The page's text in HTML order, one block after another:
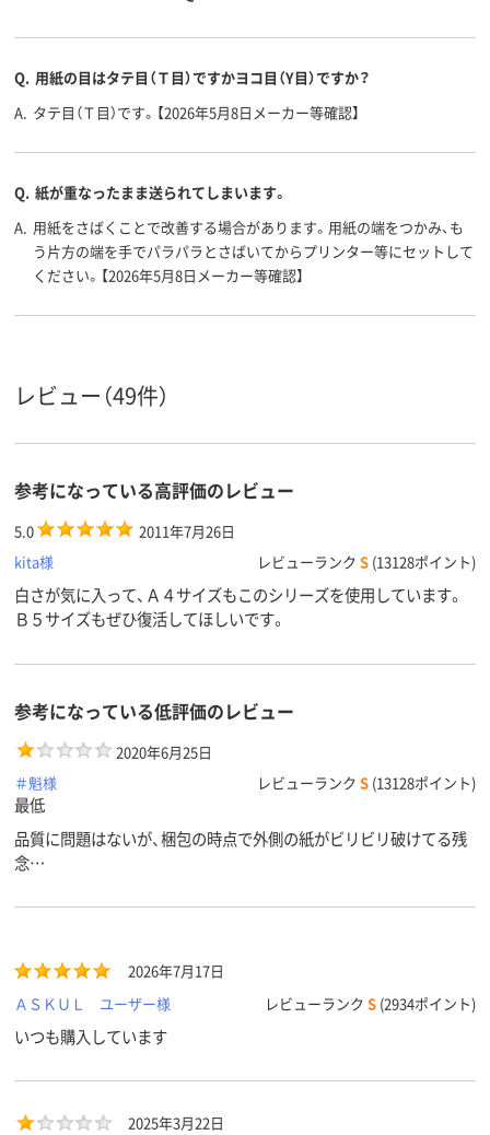
サイズ
mm）、A3
mm）、A3
アスクル
45 45 70
Q. 用紙の目はタテ目（Ｔ目）ですかヨコ目（Y目）ですか？
A. タテ目（Ｔ目）です。【2026年5月8日メーカー等確認】
Q. 紙が重なったまま送られてしまいます。
A. 用紙をさばくことで改善する場合があります。用紙の端をつかみ、も
う片方の端を手でパラパラとさばいてからプリンター等にセットして
ください。【2026年5月8日メーカー等確認】
レビュー（49件）
参考になっている高評価のレビュー
5.0
2011年7月26日
kita様
レビューランク S (13128ポイント)
白さが気に入って、Ａ４サイズもこのシリーズを使用しています。
Ｂ５サイズもぜひ復活してほしいです。
参考になっている低評価のレビュー
2020年6月25日
＃魁様
レビューランク S (13128ポイント)
最低
品質に問題はないが、梱包の時点で外側の紙がビリビリ破けてる残
念…
2026年7月17日
ＡＳＫＵＬ ユーザー様
レビューランク S (2934ポイント)
いつも購入しています
2025年3月22日